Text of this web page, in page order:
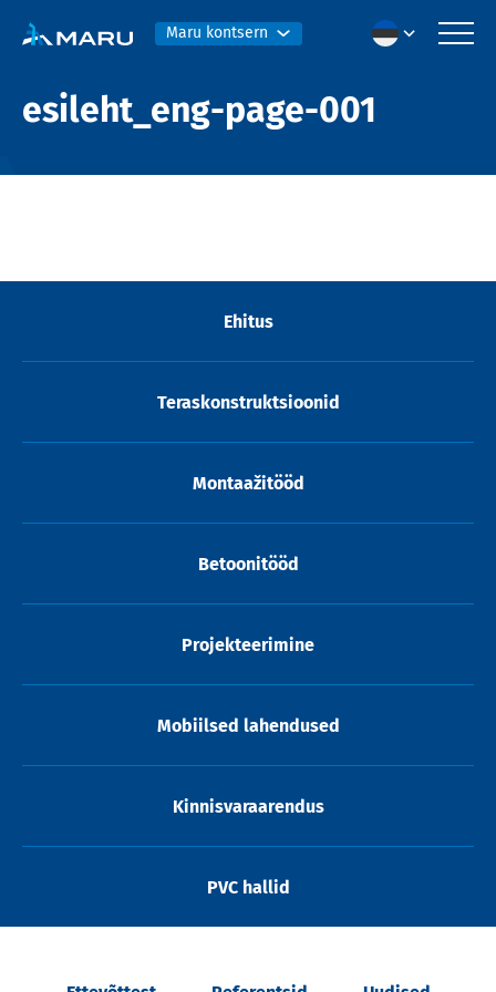
Maru kontsern
esileht_eng-page-001
Ehitus
Teraskonstruktsioonid
Montaažitööd
Betoonitööd
Projekteerimine
Mobiilsed lahendused
Kinnisvaraarendus
PVC hallid